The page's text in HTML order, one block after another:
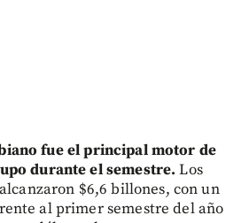
fue el principal motor de
durante el semestre. Los
$6,6 billones, con un
al primer semestre del año